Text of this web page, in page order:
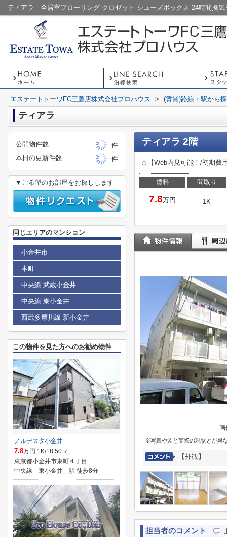
エステートトーワFC三鷹店株式会社プロハウス > (賃貸)路線・駅から
ティアラ
ティアラ 2階
☆【Web内見可能！/初期費
賃料
7.8万円
間取り
1K
画
※写真や図と実際の現状とが異
【外観】
担当者のコメント
公開物件数
件
本日の更新件数
件
▼ご希望のお部屋をお探しします
同じエリアのマンション
小金井市
本町
中央線 武蔵小金井
中央線 東小金井
西武多摩川線 新小金井
この物件を見た方へのお勧め物件
ノルデスタ小金井
7.8万円 1K/18.50㎡
東京都小金井市東町４丁目
中央線「東小金井」駅 徒歩8分